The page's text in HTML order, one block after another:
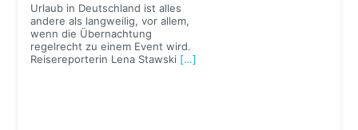
Urlaub in Deutschland ist alles
andere als langweilig, vor allem,
wenn die Übernachtung
regelrecht zu einem Event wird.
Reisereporterin Lena Stawski […]